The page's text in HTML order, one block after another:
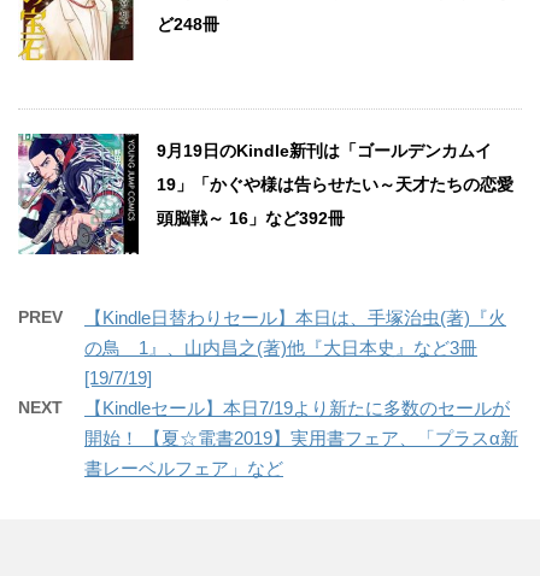
ど248冊
9月19日のKindle新刊は「ゴールデンカムイ
19」「かぐや様は告らせたい～天才たちの恋愛
頭脳戦～ 16」など392冊
PREV
【Kindle日替わりセール】本日は、手塚治虫(著)『火
の鳥 1』、山内昌之(著)他『大日本史』など3冊
[19/7/19]
NEXT
【Kindleセール】本日7/19より新たに多数のセールが
開始！ 【夏☆電書2019】実用書フェア、「プラスα新
書レーベルフェア」など